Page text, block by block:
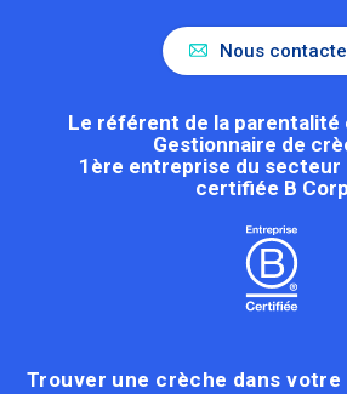
Nous
Le référent de la parentalité
Gestionnaire de
1ère entreprise du secteur
certifiée B Corp
Trouver une crèche dans votre